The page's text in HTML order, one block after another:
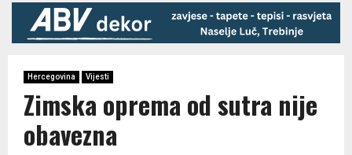
MENU
Hercegovina Vijesti
Zimska oprema od sutra nije
obavezna